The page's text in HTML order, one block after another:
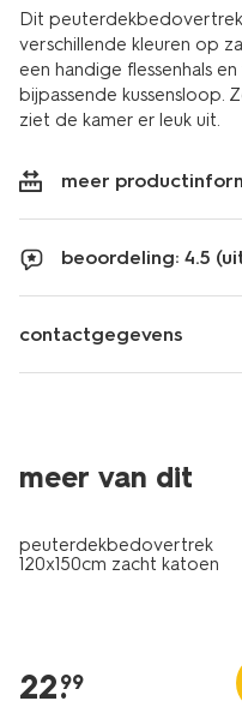
Dit
verschillende kleuren op
een handige flessenhals
bijpassende kussensloop.
ziet de kamer er leuk uit.
meer
beoordeling: 4.5
contactgegevens
meer van dit
peuterdekbedovertrek
120x150cm zacht katoen
22.
99